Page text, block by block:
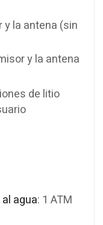
y la antena (sin
y la antena
de litio
agua: 1 ATM